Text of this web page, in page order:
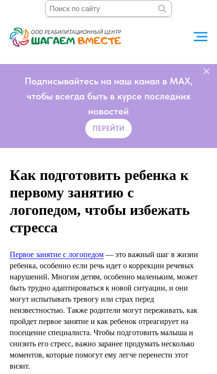
Подписывайтесь на наш канал в MAX,
чтобы всегда быть в курсе последних
новостей
ПЕРЕЙТИ
Как подготовить ребенка к
первому занятию с
логопедом, чтобы избежать
стресса
Первое занятие с логопедом — это важный шаг в жизни
ребенка, особенно если речь идет о коррекции речевых
нарушений. Многим детям, особенно маленьким, может
быть трудно адаптироваться к новой ситуации, и они
могут испытывать тревогу или страх перед
неизвестностью. Также родители могут переживать, как
пройдет первое занятие и как ребенок отреагирует на
посещение специалиста. Чтобы подготовить малыша и
снизить его стресс, важно заранее продумать несколько
моментов, которые помогут ему легче перенести этот
визит.